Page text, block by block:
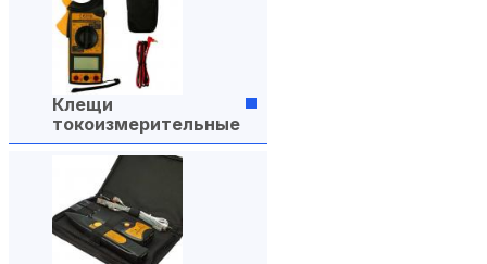
Клещи
токоизмерительные